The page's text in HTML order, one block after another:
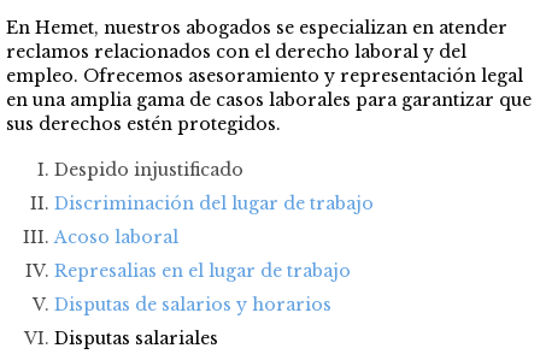
En Hemet, nuestros abogados se especializan en atender
reclamos relacionados con el derecho laboral y del
empleo. Ofrecemos asesoramiento y representación legal
en una amplia gama de casos laborales para garantizar que
sus derechos estén protegidos.
Despido injustificado
Discriminación del lugar de trabajo
Acoso laboral
Represalias en el lugar de trabajo
Disputas de salarios y horarios
Disputas salariales